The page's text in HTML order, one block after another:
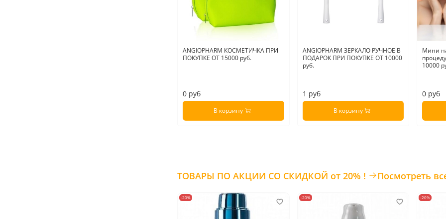
•
1–2
ANGIOPHARM КОСМЕТИЧКА ПРИ
ПОКУПКЕ ОТ 15000 руб.
0 руб
В корзину
ANGIOPHARM ЗЕРКАЛО РУЧНОЕ В
ПОДАРОК ПРИ ПОКУПКЕ ОТ 10000
руб.
1 руб
В корзину
Мини
10000
0 руб
ТОВАРЫ ПО АКЦИИ СО СКИДКОЙ от 20% ! Посмотреть
-20% -20% -20%